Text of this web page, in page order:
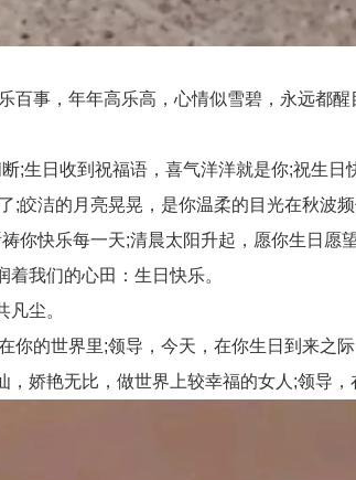
事，年年高乐高，心情似雪碧，永远都醒
日收到祝福语，喜气洋洋就是你;祝生日
洁的月亮晃晃，是你温柔的目光在秋波频
快乐每一天;清晨太阳升起，愿你生日愿
我们的心田：生日快乐。
尘。
的世界里;领导，今天，在你生日到来之
艳无比，做世界上较幸福的女人;领导，